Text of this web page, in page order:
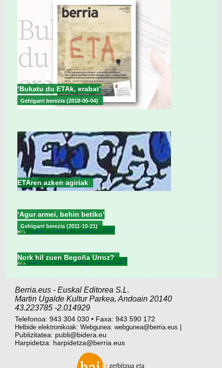
‘Bukatu du ETAk, erabat’
Gehigarri berezia (2018-05-04)
ETAren azken agiriak
‘Agur armei, behin betiko’
Gehigarri berezia (2011-10-21)
Nork hil zuen Begoña Urroz?
Berria.eus - Euskal Editorea S.L.
Martin Ugalde Kultur Parkea, Andoain 20140
43.223785 -2.014929
Telefonoa: 943 304 030 • Faxa: 943 590 172
Helbide elektronikoak: Webgunea: webgunea@berria.eus |
Publizitatea: publi@bidera.eu
Harpidetza: harpidetza@berria.eus